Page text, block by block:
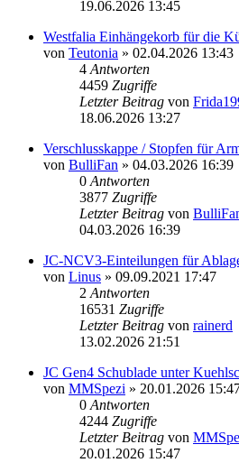
19.06.2026 13:45
Westfalia Einhängekorb für die
von Teutonia » 02.04.2026 13:43
4 Antworten
4459 Zugriffe
Letzter Beitrag von
18.06.2026 13:27
Verschlusskappe / Stopfen für
von BulliFan » 04.03.2026 16:39
0 Antworten
3877 Zugriffe
Letzter Beitrag von
04.03.2026 16:39
JC-NCV3-Einteilungen für
von Linus » 09.09.2021 17:47
2 Antworten
16531 Zugriffe
Letzter Beitrag von rainerd
13.02.2026 21:51
JC Gen4 Schublade unter
von MMSpezi » 20.01.2026
0 Antworten
4244 Zugriffe
Letzter Beitrag von
20.01.2026 15:47